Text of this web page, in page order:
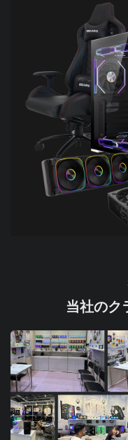
当社のク